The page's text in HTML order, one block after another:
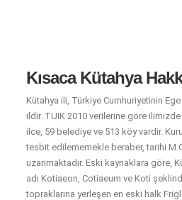
Kısaca Kütahya
Kütahya ili, Türkiye Cumhuriyetinin
ildir. TUIK 2010 verilerine göre
ilce, 59 belediye ve 513 köy vardir.
tesbit edilememekle beraber, tarihi
uzanmaktadır. Eski kaynaklara göre,
adı Kotiaeon, Cotiaeum ve Koti
topraklarına yerleşen en eski halk